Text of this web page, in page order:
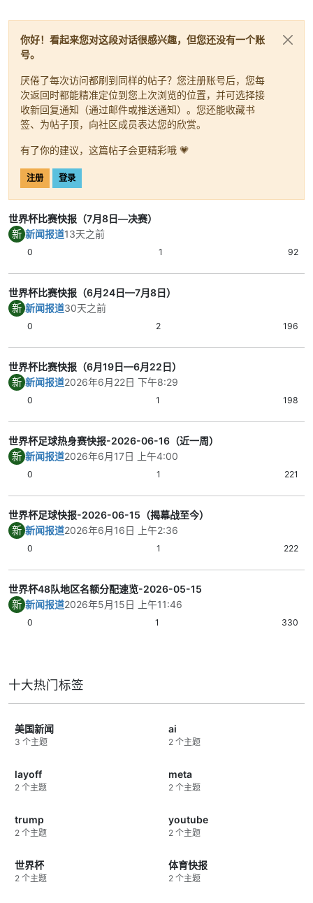
年再夺世界杯
决赛踢得非常谨慎，双方都把重点放在限制对手
和保护防线，常规时间始终没能分出胜负。加时
的比赛内容换成了最后的冠军奖杯。
关键结果：西班牙1比0加时击败阿根廷夺冠，
阿根廷获得亚军，西班牙队史第二次捧起世界
杯。
顶——稳、准、狠地拿下最后一场。
你好！看起来您对这段对话很感兴趣，但您还没有一个账
号。
厌倦了每次访问都刷到同样的帖子？您注册账号后，您每
次返回时都能精准定位到您上次浏览的位置，并可选择接
收新回复通知（通过邮件或推送通知）。您还能收藏书
签、为帖子顶，向社区成员表达您的欣赏。
有了你的建议，这篇帖子会更精彩哦 💗
注册 登录
世界杯比赛快报（7月8日—决赛）
新 新闻报道13天之前
0 1 92
世界杯比赛快报（6月24日—7月8日）
新 新闻报道30天之前
0 2 196
世界杯比赛快报（6月19日—6月22日）
新 新闻报道2026年6月22日 下午8:29
0 1 198
世界杯足球热身赛快报-2026-06-16（近一周）
新 新闻报道2026年6月17日 上午4:00
0 1 221
世界杯足球快报-2026-06-15（揭幕战至今）
新 新闻报道2026年6月16日 上午2:36
0 1 222
世界杯48队地区名额分配速览-2026-05-15
新 新闻报道2026年5月15日 上午11:46
0 1 330
十大热门标签
美国新闻
3 个主题
ai
2 个主题
layoff
2 个主题
meta
2 个主题
trump
2 个主题
youtube
2 个主题
世界杯
2 个主题
体育快报
2 个主题